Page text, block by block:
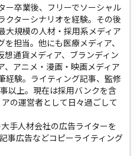
ー卒業後、フリーでソーシャル
クターシナリオを経験。その後
大規模の人材・採用系メディア
を担当。他にも医療メディア、
想通貨メディア、ブランディン
、アニメ・漫画・映画メディア
経験。ライティング記事、監修
以上。現在は採用バンクを含
の運営者として日々過ごして
手人材会社の広告ライターを
事広告などコピーライティング